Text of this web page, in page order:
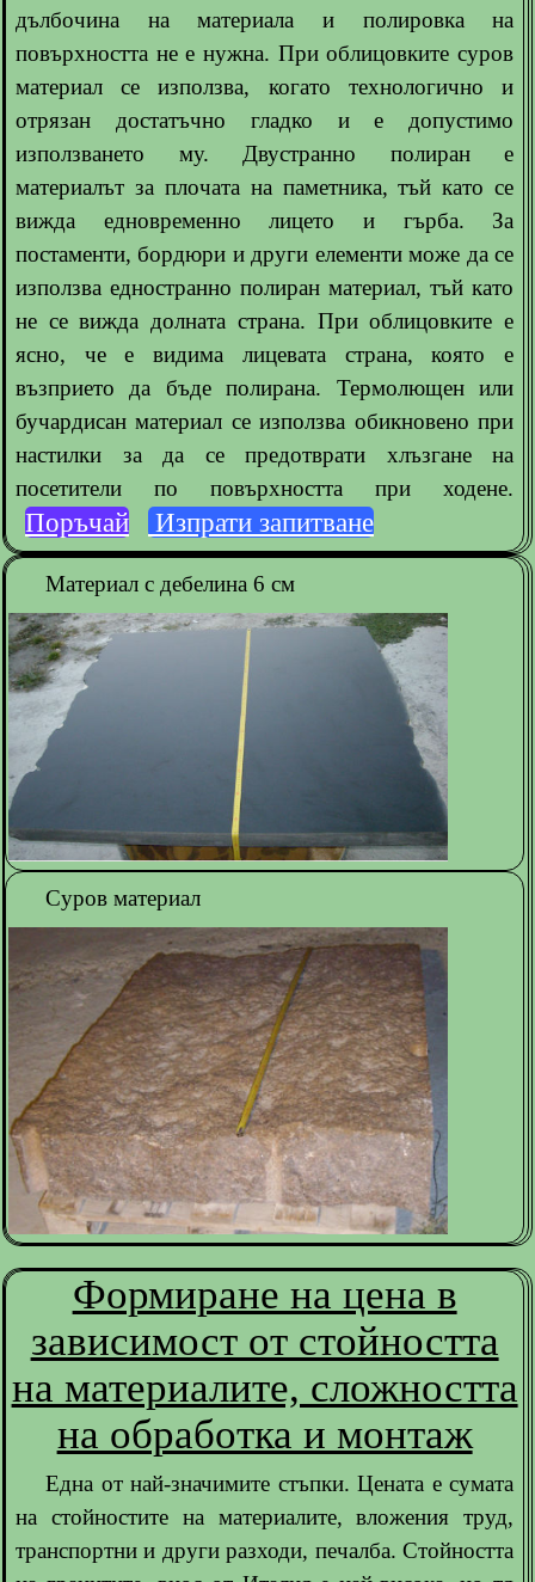
дълбочина на материала и полировка на
повърхността не е нужна. При облицовките суров
материал се използва, когато технологично и
отрязан достатъчно гладко и е допустимо
използването му. Двустранно полиран е
материалът за плочата на паметника, тъй като се
вижда едновременно лицето и гърба. За
постаменти, бордюри и други елементи може да се
използва едностранно полиран материал, тъй като
не се вижда долната страна. При облицовките е
ясно, че е видима лицевата страна, която е
възприето да бъде полирана. Термолющен или
бучардисан материал се използва обикновено при
настилки за да се предотврати хлъзгане на
посетители по повърхността при ходене.
Поръчай Изпрати запитване
Материал с дебелина 6 см
Суров материал
Формиране на цена в
зависимост от стойността
на материалите, сложността
на обработка и монтаж
Една от най-значимите стъпки. Цената е сумата
на стойностите на материалите, вложения труд,
транспортни и други разходи, печалба. Стойността